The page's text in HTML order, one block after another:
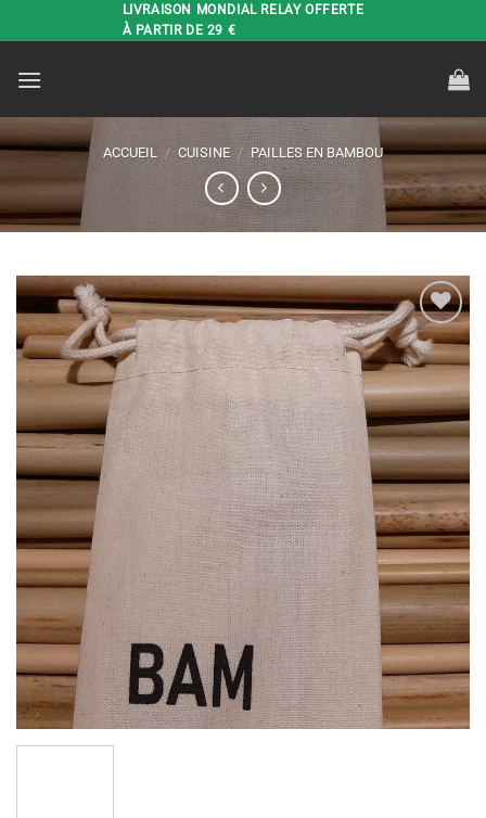
au
LIVRAISON MONDIAL RELAY OFFERTE
À PARTIR DE 29 €
ACCUEIL / CUISINE / PAILLES EN BAMBOU
Ajouter
à la liste
de
souhaits